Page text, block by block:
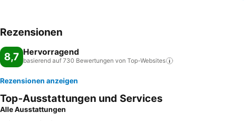
Rezensionen
8,7 Hervorragend
basierend auf 730 Bewertungen von Top-Websites
Rezensionen anzeigen
Top-Ausstattungen und Services
Alle Ausstattungen